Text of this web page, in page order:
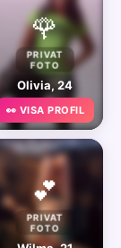
🌹
PRIVAT
FOTO
Olivia, 24
👀 VISA PROFIL
💕
PRIVAT
FOTO